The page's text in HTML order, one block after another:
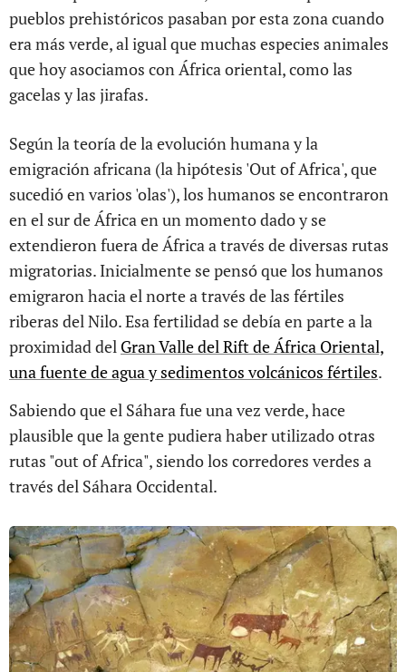
pueblos prehistóricos pasaban por esta zona cuando
era más verde, al igual que muchas especies animales
que hoy asociamos con África oriental, como las
gacelas y las jirafas.
Según la teoría de la evolución humana y la
emigración africana (la hipótesis 'Out of Africa', que
sucedió en varios 'olas'), los humanos se encontraron
en el sur de África en un momento dado y se
extendieron fuera de África a través de diversas rutas
migratorias. Inicialmente se pensó que los humanos
emigraron hacia el norte a través de las fértiles
riberas del Nilo. Esa fertilidad se debía en parte a la
proximidad del Gran Valle del Rift de África Oriental,
una fuente de agua y sedimentos volcánicos fértiles.
Sabiendo que el Sáhara fue una vez verde, hace
plausible que la gente pudiera haber utilizado otras
rutas "out of Africa", siendo los corredores verdes a
través del Sáhara Occidental.